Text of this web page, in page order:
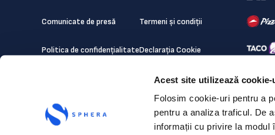
Acest site utilizează cookie-
Folosim cookie-uri pentru a
pentru a analiza traficul. De
informații cu privire la modul
Comunicate de presă
Politica de confidențialitate
Termeni și condiții
Declarația Cookie